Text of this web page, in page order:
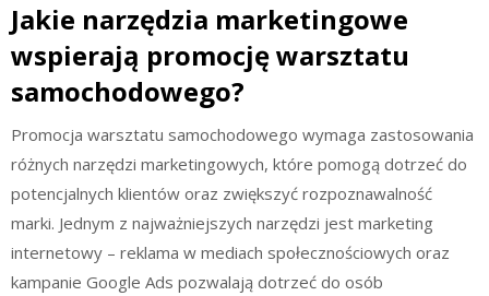
Jakie narzędzia marketingowe
wspierają promocję warsztatu
samochodowego?
Promocja warsztatu samochodowego wymaga zastosowania
różnych narzędzi marketingowych, które pomogą dotrzeć do
potencjalnych klientów oraz zwiększyć rozpoznawalność
marki. Jednym z najważniejszych narzędzi jest marketing
internetowy – reklama w mediach społecznościowych oraz
kampanie Google Ads pozwalają dotrzeć do osób